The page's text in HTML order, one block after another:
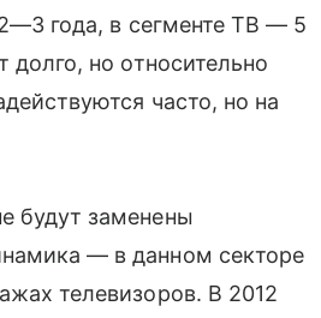
года, в сегменте ТВ — 5
но относительно
часто, но на
будут заменены
— в данном секторе
телевизоров. В 2012